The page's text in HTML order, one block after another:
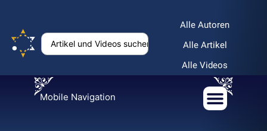
Alle Autoren
Alle Artikel
Alle Videos
Mobile Navigation